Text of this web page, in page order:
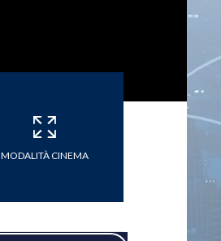
MODALITÀ CINEMA